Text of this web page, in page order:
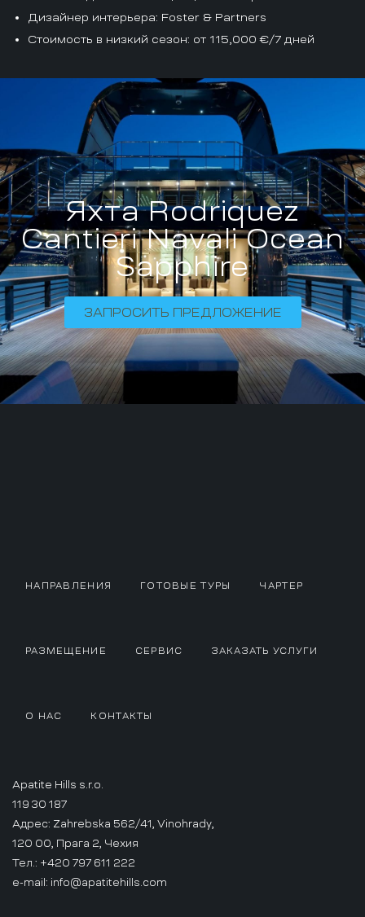
Дизайнер интерьера: Foster & Partners
Стоимость в низкий сезон: от 115,000 €/7 дней
Яхта Rodriquez
Cantieri Navali Ocean
Sapphire
ЗАПРОСИТЬ ПРЕДЛОЖЕНИЕ
НАПРАВЛЕНИЯ ГОТОВЫЕ ТУРЫ ЧАРТЕР
РАЗМЕЩЕНИЕ СЕРВИС ЗАКАЗАТЬ УСЛУГИ
О НАС КОНТАКТЫ
Apatite Hills s.r.o.
119 30 187
Адрес: Zahrebska 562/41, Vinohrady,
120 00, Прага 2, Чехия
Тел.: +420 797 611 222
e-mail: info@apatitehills.com